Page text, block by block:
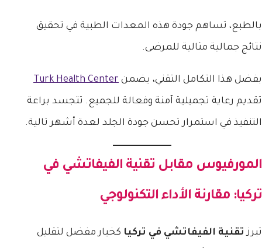
بالطبع، تساهم جودة هذه المعدات الطبية في تحقيق
نتائج جمالية مثالية للمرضى.
بفضل هذا التكامل التقني، يضمن Turk Health Center
تقديم رعاية تجميلية آمنة وفعالة للجميع. تتجسد براعة
التنفيذ في استمرار تحسن جودة الجلد لعدة أشهر تالية.
المورفيوس مقابل تقنية الفيفاتشي في
تركيا: مقارنة الأداء التكنولوجي
تبرز تقنية الفيفاتشي في تركيا كخيار مفضل لتقليل